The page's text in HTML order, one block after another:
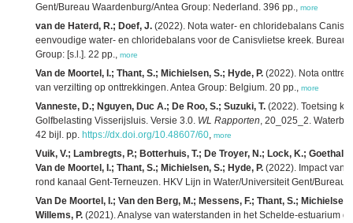
Gent/Bureau Waardenburg/Antea Group: Nederland. 396 pp., more
van de Haterd, R.; Doef, J. (2022). Nota water- en chloridebalans
eenvoudige water- en chloridebalans voor de Canisvlietse kreek. Bureau
Group: [s.l.]. 22 pp., more
Van de Moortel, I.; Thant, S.; Michielsen, S.; Hyde, P. (2022). Nota
van verzilting op onttrekkingen. Antea Group: Belgium. 20 pp., more
Vanneste, D.; Nguyen, Duc A.; De Roo, S.; Suzuki, T. (2022). Toetsing
Golfbelasting Visserijsluis. Versie 3.0. WL Rapporten, 20_025_2.
42 bijl. pp. https://dx.doi.org/10.48607/60, more
Vuik, V.; Lambregts, P.; Botterhuis, T.; De Troyer, N.; Lock, K.;
Van de Moortel, I.; Thant, S.; Michielsen, S.; Hyde, P. (2022). Impact van
rond kanaal Gent-Terneuzen. HKV Lijn in Water/Universiteit Gent/Bureau
Van De Moortel, I.; Van den Berg, M.; Messens, F.; Thant, S.;
Willems, P. (2021). Analyse van waterstanden in het Schelde-estuarium